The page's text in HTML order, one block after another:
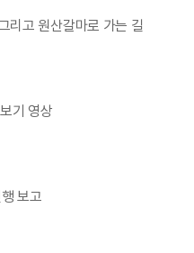
리고 원산갈마로 가는 길
기 영상
보고